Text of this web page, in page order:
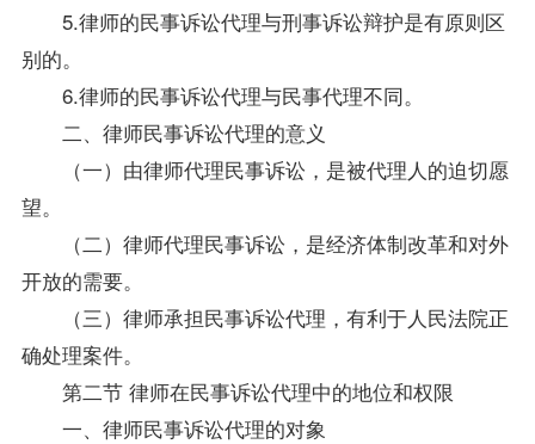
5.律师的民事诉讼代理与刑事诉讼辩护是有原则区
别的。
6.律师的民事诉讼代理与民事代理不同。
二、律师民事诉讼代理的意义
（一）由律师代理民事诉讼，是被代理人的迫切愿
望。
（二）律师代理民事诉讼，是经济体制改革和对外
开放的需要。
（三）律师承担民事诉讼代理，有利于人民法院正
确处理案件。
第二节 律师在民事诉讼代理中的地位和权限
一、律师民事诉讼代理的对象